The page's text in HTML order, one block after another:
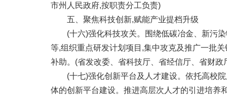
市州人民政府,按职责分工负责)
五、聚焦科技创新,赋能产业提档升级
(十六)强化科技攻关。围绕低碳冶金、新污染
等,组织重点研发计划项目,集中攻克及推广一批
补助。(省发改委、省科技厅、省经信厅、省财
(十七)强化创新平台及人才建设。依托高校院
体的创新平台建设。推进高层次人才的引进培养